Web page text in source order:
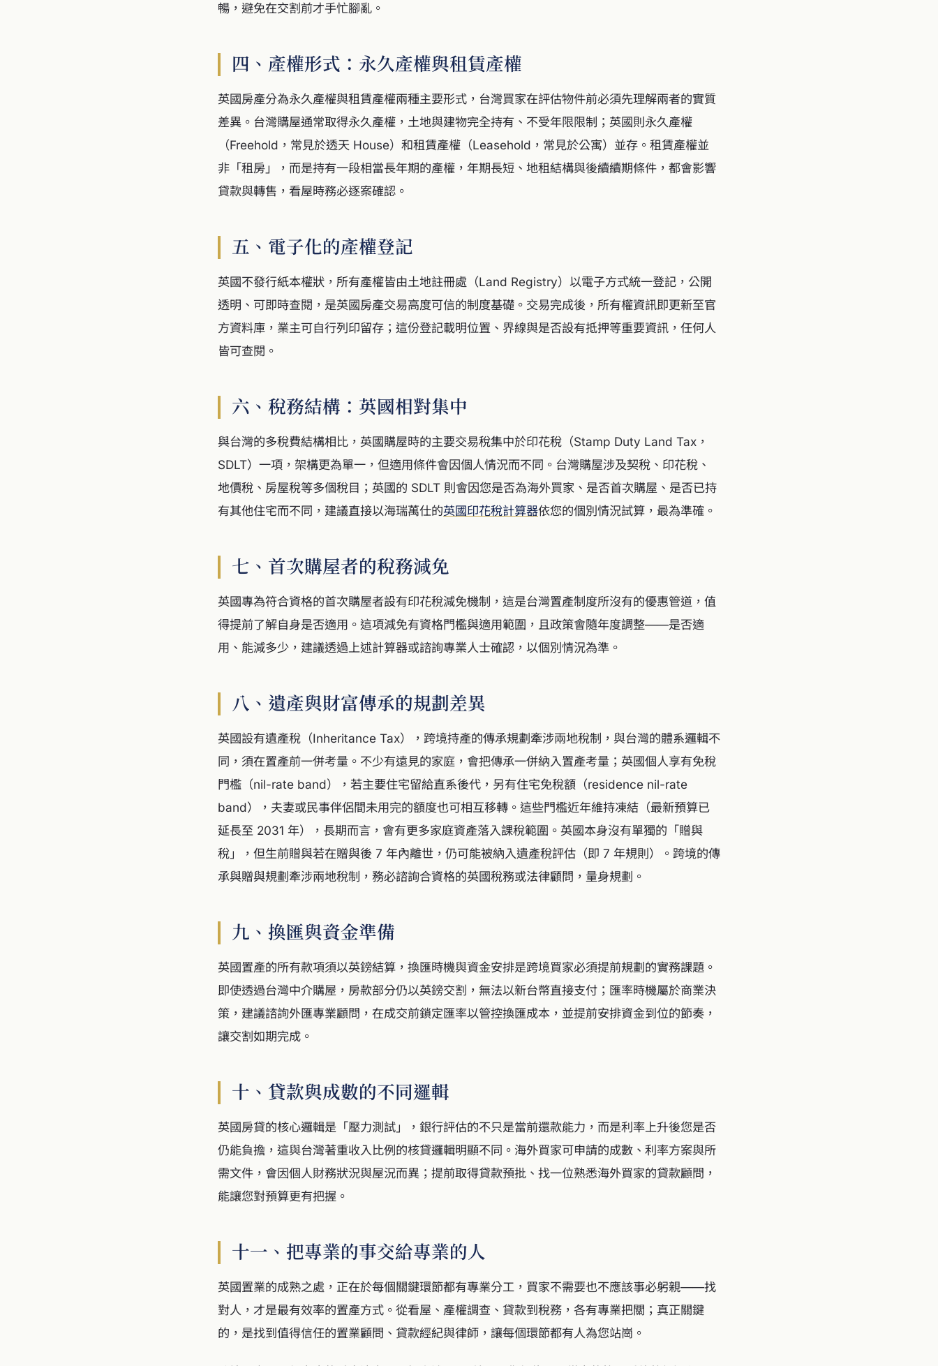
暢，避免在交割前才手忙腳亂。
四、產權形式：永久產權與租賃產權
英國房產分為永久產權與租賃產權兩種主要形式，台灣買家在評估物件前必須先理解兩者的實質
差異。台灣購屋通常取得永久產權，土地與建物完全持有、不受年限限制；英國則永久產權
（Freehold，常見於透天 House）和租賃產權（Leasehold，常見於公寓）並存。租賃產權並
非「租房」，而是持有一段相當長年期的產權，年期長短、地租結構與後續續期條件，都會影響
貸款與轉售，看屋時務必逐案確認。
五、電子化的產權登記
英國不發行紙本權狀，所有產權皆由土地註冊處（Land Registry）以電子方式統一登記，公開
透明、可即時查閱，是英國房產交易高度可信的制度基礎。交易完成後，所有權資訊即更新至官
方資料庫，業主可自行列印留存；這份登記載明位置、界線與是否設有抵押等重要資訊，任何人
皆可查閱。
六、稅務結構：英國相對集中
與台灣的多稅費結構相比，英國購屋時的主要交易稅集中於印花稅（Stamp Duty Land Tax，
SDLT）一項，架構更為單一，但適用條件會因個人情況而不同。台灣購屋涉及契稅、印花稅、
地價稅、房屋稅等多個稅目；英國的 SDLT 則會因您是否為海外買家、是否首次購屋、是否已持
有其他住宅而不同，建議直接以海瑞萬仕的英國印花稅計算器依您的個別情況試算，最為準確。
七、首次購屋者的稅務減免
英國專為符合資格的首次購屋者設有印花稅減免機制，這是台灣置產制度所沒有的優惠管道，值
得提前了解自身是否適用。這項減免有資格門檻與適用範圍，且政策會隨年度調整——是否適
用、能減多少，建議透過上述計算器或諮詢專業人士確認，以個別情況為準。
八、遺產與財富傳承的規劃差異
英國設有遺產稅（Inheritance Tax），跨境持產的傳承規劃牽涉兩地稅制，與台灣的體系邏輯不
同，須在置產前一併考量。不少有遠見的家庭，會把傳承一併納入置產考量；英國個人享有免稅
門檻（nil-rate band），若主要住宅留給直系後代，另有住宅免稅額（residence nil-rate
band），夫妻或民事伴侶間未用完的額度也可相互移轉。這些門檻近年維持凍結（最新預算已
延長至 2031 年），長期而言，會有更多家庭資產落入課稅範圍。英國本身沒有單獨的「贈與
稅」，但生前贈與若在贈與後 7 年內離世，仍可能被納入遺產稅評估（即 7 年規則）。跨境的傳
承與贈與規劃牽涉兩地稅制，務必諮詢合資格的英國稅務或法律顧問，量身規劃。
九、換匯與資金準備
英國置產的所有款項須以英鎊結算，換匯時機與資金安排是跨境買家必須提前規劃的實務課題。
即使透過台灣中介購屋，房款部分仍以英鎊交割，無法以新台幣直接支付；匯率時機屬於商業決
策，建議諮詢外匯專業顧問，在成交前鎖定匯率以管控換匯成本，並提前安排資金到位的節奏，
讓交割如期完成。
十、貸款與成數的不同邏輯
英國房貸的核心邏輯是「壓力測試」，銀行評估的不只是當前還款能力，而是利率上升後您是否
仍能負擔，這與台灣著重收入比例的核貸邏輯明顯不同。海外買家可申請的成數、利率方案與所
需文件，會因個人財務狀況與屋況而異；提前取得貸款預批、找一位熟悉海外買家的貸款顧問，
能讓您對預算更有把握。
十一、把專業的事交給專業的人
英國置業的成熟之處，正在於每個關鍵環節都有專業分工，買家不需要也不應該事必躬親——找
對人，才是最有效率的置產方式。從看屋、產權調查、貸款到稅務，各有專業把關；真正關鍵
的，是找到值得信任的置業顧問、貸款經紀與律師，讓每個環節都有人為您站崗。